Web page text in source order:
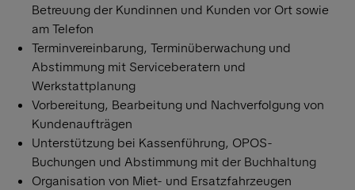
Betreuung der Kundinnen und Kunden vor Ort sowie
am Telefon
Terminvereinbarung, Terminüberwachung und
Abstimmung mit Serviceberatern und
Werkstattplanung
Vorbereitung, Bearbeitung und Nachverfolgung von
Kundenaufträgen
Unterstützung bei Kassenführung, OPOS-
Buchungen und Abstimmung mit der Buchhaltung
Organisation von Miet- und Ersatzfahrzeugen